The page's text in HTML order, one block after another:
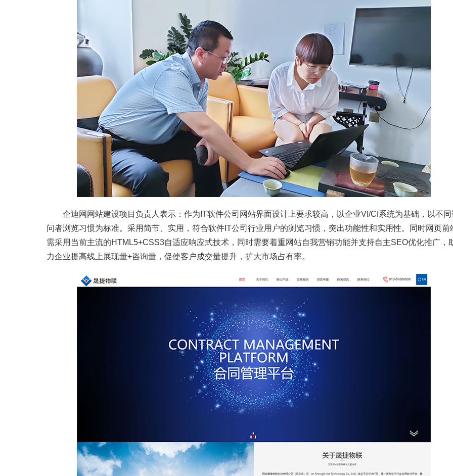
企迪网网站建设项目负责人表示：作为IT软件公司网站界面设计上要求较高，以企业VI/CI系统为基础，以不同
问者浏览习惯为标准。采用简节、实用，符合软件IT公司行业用户的浏览习惯，突出功能性和实用性。同时网页前
需采用当前主流的HTML5+CSS3自适应响应式技术，同时需要着重网站自我营销功能并支持自主SEO优化推广，
力企业提高线上展现量+咨询量，促使客户成交量提升，扩大市场占有率。